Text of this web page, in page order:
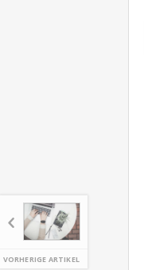
VORHERIGE ARTIKEL